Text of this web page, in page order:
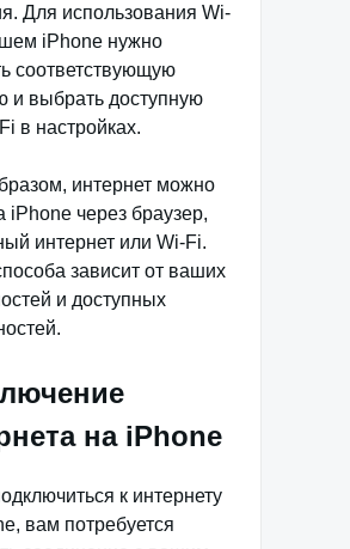
Для использования Wi-
iPhone нужно
соответствующую
и выбрать доступную
в настройках.
интернет можно
iPhone через браузер,
интернет или Wi-Fi.
зависит от ваших
и доступных
на iPhone
к интернету
вам потребуется